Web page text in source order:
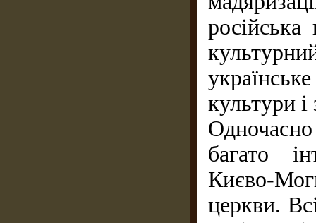
культури
багато
Києво-
церкви.